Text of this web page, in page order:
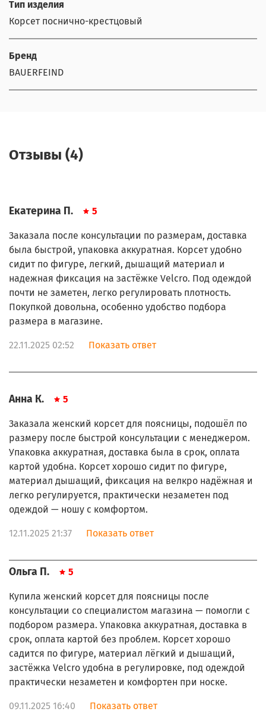
Тип изделия
Корсет поснично-крестцовый
Бренд
BAUERFEIND
Отзывы (4)
Екатерина П. 5
Заказала после консультации по размерам, доставка
была быстрой, упаковка аккуратная. Корсет удобно
сидит по фигуре, легкий, дышащий материал и
надежная фиксация на застёжке Velcro. Под одеждой
почти не заметен, легко регулировать плотность.
Покупкой довольна, особенно удобство подбора
размера в магазине.
22.11.2025 02:52 Показать ответ
Анна К. 5
Заказала женский корсет для поясницы, подошёл по
размеру после быстрой консультации с менеджером.
Упаковка аккуратная, доставка была в срок, оплата
картой удобна. Корсет хорошо сидит по фигуре,
материал дышащий, фиксация на велкро надёжная и
легко регулируется, практически незаметен под
одеждой — ношу с комфортом.
12.11.2025 21:37 Показать ответ
Ольга П. 5
Купила женский корсет для поясницы после
консультации со специалистом магазина — помогли с
подбором размера. Упаковка аккуратная, доставка в
срок, оплата картой без проблем. Корсет хорошо
садится по фигуре, материал лёгкий и дышащий,
застёжка Velcro удобна в регулировке, под одеждой
практически незаметен и комфортен при носке.
09.11.2025 16:40 Показать ответ